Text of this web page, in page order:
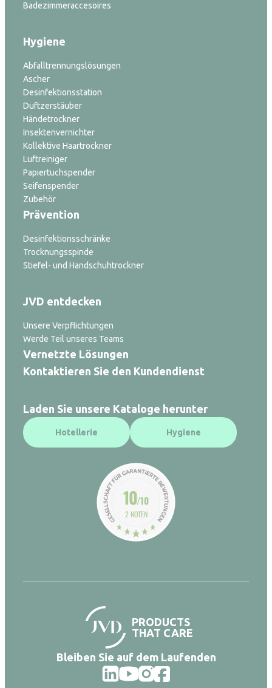
Badezimmeraccesoires
Hygiene
Abfalltrennungslösungen
Ascher
Desinfektionsstation
Duftzerstäuber
Händetrockner
Insektenvernichter
Kollektive Haartrockner
Luftreiniger
Papiertuchspender
Seifenspender
Zubehör
Prävention
Desinfektionsschränke
Trocknungsspinde
Stiefel- und Handschuhtrockner
JVD entdecken
Unsere Verpflichtungen
Werde Teil unseres Teams
Vernetzte Lösungen
Kontaktieren Sie den Kundendienst
Laden Sie unsere Kataloge herunter
Hotellerie Hygiene
10/10
2 NOTEN
PRODUCTS
THAT CARE
Bleiben Sie auf dem Laufenden